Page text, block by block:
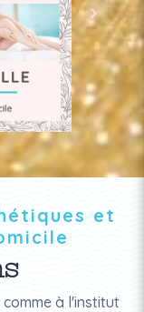
et
à l'institut